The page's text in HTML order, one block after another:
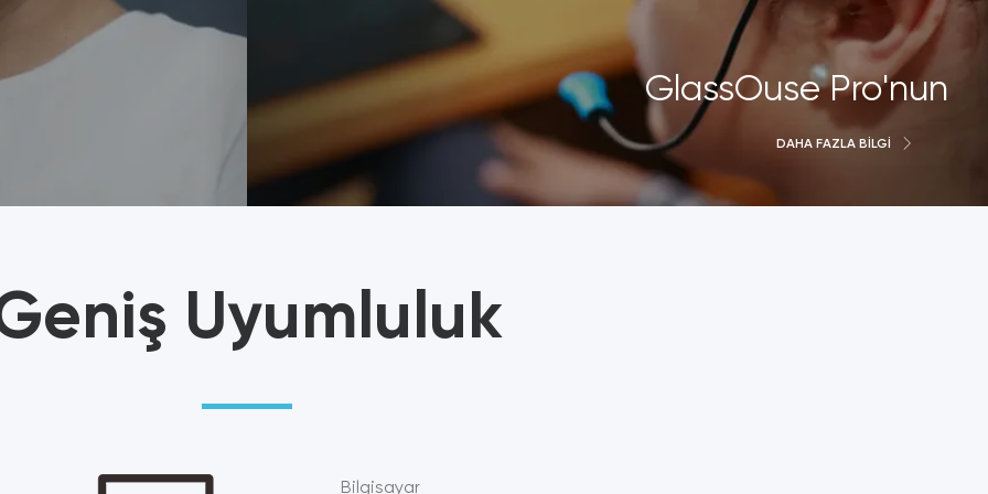
Engelli bireylerin birden fazla cihazla bağlantı kurmasına ve bunları
kontrol etmesine olanak tanımak için özel olarak tasarlanmış, 3'ü 1 arada
Yeni Nesil Yardımcı Cihaz.
FARE
GlassOuse Pro'nun
DAHA FAZLA BILGI
Uyumluluk
Bilgisayar